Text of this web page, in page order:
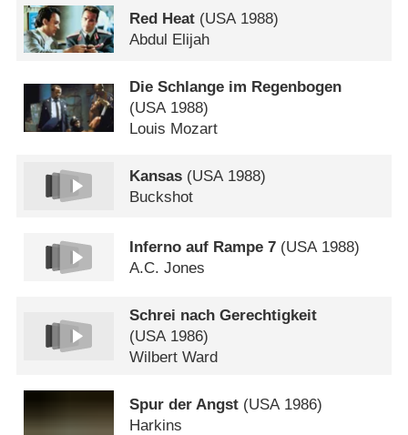
Red Heat (USA1988)
Abdul Elijah
Die Schlange im Regenbogen
(USA 1988)
Louis Mozart
Kansas (USA 1988)
Buckshot
Inferno auf Rampe 7 (USA1988)
A.C. Jones
Schrei nach Gerechtigkeit
(USA 1986)
Wilbert Ward
Spur der Angst (USA 1986)
Harkins